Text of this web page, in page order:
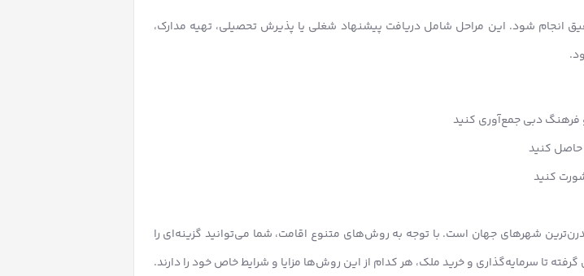
انجام شود. این مراحل شامل دریافت پیشنهاد شغلی یا پذیرش تحصیلی، تهیه مدارک،
فرهنگ دبی جمع‌آوری کنید
حاصل کنید
کنید
شهرهای جهان است. با توجه به روش‌های متنوع اقامت، شما می‌توانید گزینه‌ای را
تا سرمایه‌گذاری و خرید ملک، هر کدام از این روش‌ها مزایا و شرایط خاص خود را دارند.